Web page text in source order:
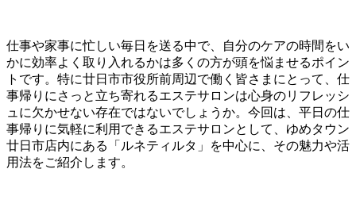
仕事や家事に忙しい毎日を送る中で、自分のケアの時間をい
かに効率よく取り入れるかは多くの方が頭を悩ませるポイン
トです。特に廿日市市役所前周辺で働く皆さまにとって、仕
事帰りにさっと立ち寄れるエステサロンは心身のリフレッシ
ュに欠かせない存在ではないでしょうか。今回は、平日の仕
事帰りに気軽に利用できるエステサロンとして、ゆめタウン
廿日市店内にある「ルネティルタ」を中心に、その魅力や活
用法をご紹介します。